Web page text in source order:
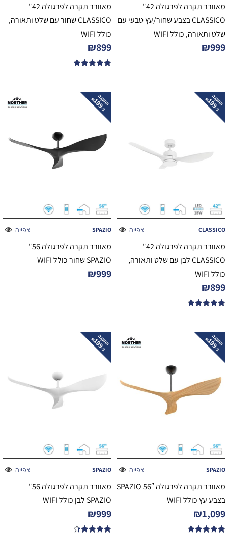
מאוורר תקרה לפרגולה 42"
CLASSICO בצבע שחור/עץ טבעי עם
שלט ותאורה, כולל WIFI
₪999
מאוורר תקרה לפרגולה 42"
CLASSICO שחור עם שלט ותאורה,
כולל WIFI
₪899
צפייה CLASSICO
מאוורר תקרה לפרגולה 42"
CLASSICO לבן עם שלט ותאורה,
כולל WIFI
₪899
צפייה SPAZIO
מאוורר תקרה לפרגולה 56"
SPAZIO שחור כולל WIFI
₪999
צפייה SPAZIO
מאוורר תקרה לפרגולה 56″ SPAZIO
בצבע עץ כולל WIFI
₪1,099
צפייה SPAZIO
מאוורר תקרה לפרגולה 56"
SPAZIO לבן כולל WIFI
₪999